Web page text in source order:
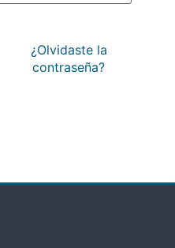
¿Olvidaste la
contraseña?